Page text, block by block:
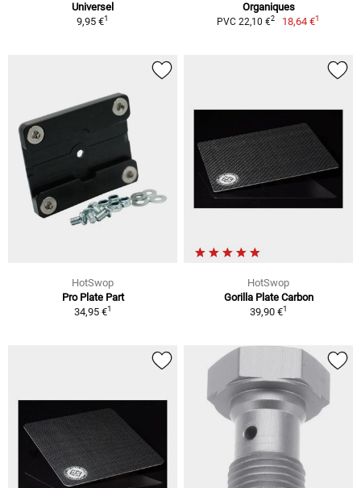
Universel
9,95 €1
Organiques
PVC 22,10 €2 18,64 €1
HotSwop
Pro Plate Part
34,95 €1
HotSwop
Gorilla Plate Carbon
39,90 €1